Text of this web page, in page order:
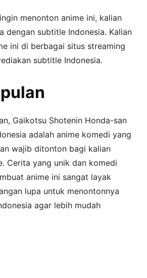
menonton anime ini, kalian
dengan subtitle Indonesia. Kalian
ini di berbagai situs streaming
subtitle Indonesia.
Gaikotsu Shotenin Honda-san
adalah anime komedi yang
wajib ditonton bagi kalian
Cerita yang unik dan komedi
anime ini sangat layak
lupa untuk menontonnya
agar lebih mudah